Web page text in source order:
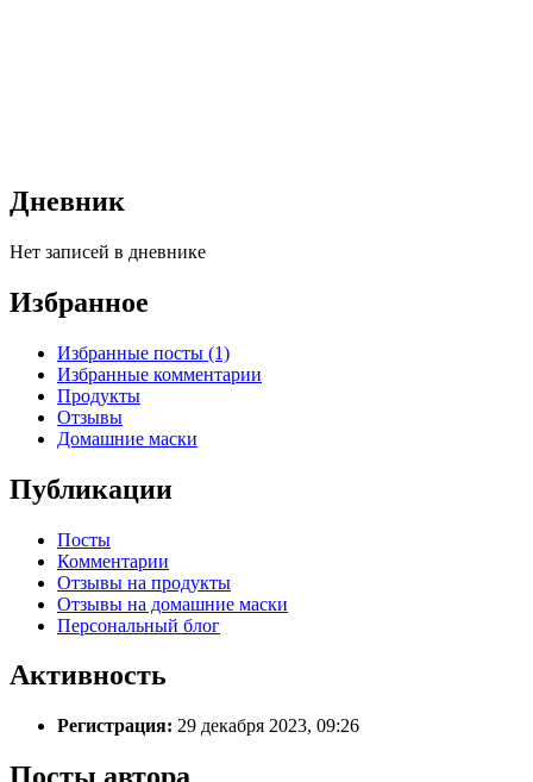
Дневник
Нет записей в дневнике
Избранное
Избранные посты (1)
Избранные комментарии
Продукты
Отзывы
Домашние маски
Публикации
Посты
Комментарии
Отзывы на продукты
Отзывы на домашние маски
Персональный блог
Активность
Регистрация: 29 декабря 2023, 09:26